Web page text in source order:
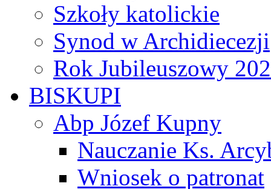
Szkoły katolickie
Synod w Archidiecezji
Rok Jubileuszowy
BISKUPI
Abp Józef Kupny
Nauczanie Ks.
Wniosek o patronat